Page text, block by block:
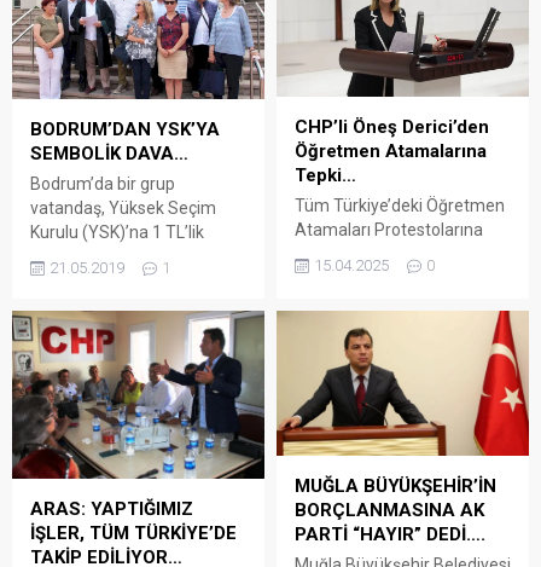
BODRUM’DAN YSK’YA
SEMBOLİK DAVA…
Bodrum’da bir grup
vatandaş, Yüksek Seçim
Kurulu (YSK)’na 1 TL’lik
tarafından iptal edilen
Belediye Başkanlığı
seçimleri ile ilgili Bodrum’da
bir grup vatandaş, YSK’nın
kendi kusurundan dolayı
zarara uğradıkları
gerekçesiyle 1 TL’lik
tazminat davası açtı. Bugün
öğleden önce Bodrum
Adliyesi’nde toplanan
davacılar Çiğdem Erko,
21.05.2019 1
CHP’li Öneş Derici’den
Öğretmen Atamalarına
Tepki…
Tüm Türkiye’deki Öğretmen
Atamaları Protestolarına
CHP’li Öneş Derici
Bodrum’dan Destek Verdi
Milletvekili Süreyya Öneş
Derici, proje okullarda siyasi
saiklerle yapılan öğretmen
atamalarını Türkiye’deki
diğer illerde olduğu gibi
protesto eden Bodrum
Anadolu Lisesi öğrencilerine
destek verdi. Eğitim-Sen ve
Bodrum Veli Platformu
tarafından gerçekleştirilen
15.04.2025 0
ARAS: YAPTIĞIMIZ
İŞLER, TÜM TÜRKİYE’DE
TAKİP EDİLİYOR…
MUĞLA BÜYÜKŞEHİR’İN
BORÇLANMASINA AK
PARTİ “HAYIR” DEDİ….